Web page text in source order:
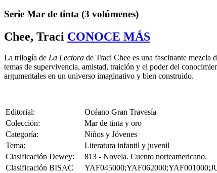
Serie Mar de tinta (3 volúmenes)
Chee, Traci CONOCE MÁS
La trilogía de La Lectora de Traci Chee es una fascinante
temas de supervivencia, amistad, traición y el poder del
argumentales en un universo imaginativo y bien construido.
Editorial:
Océano Gran Travesía
Colección:
Mar de tinta y oro
Categoría:
Niños y Jóvenes
Tema:
Literatura infantil y juvenil
Clasificación Dewey:
813 - Novela. Cuento norteamericano.
Clasificación BISAC